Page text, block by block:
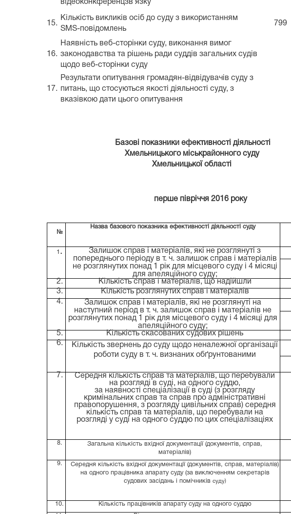
відеоконкференцзв’язку
15.
Кількість викликів осіб до суду з використанням
SMS-повідомлень
799
16.
Наявність веб-сторінки суду, виконання вимог
законодавства та рішень ради суддів загальних судів
щодо веб-сторінки суду
17.
Результати опитування громадян-відвідувачів суду з
питань, що стосуються якості діяльності суду, з
вказівкою дати цього опитування
Базові показники ефективності діяльності
Хмельницького міськрайонного суду
Хмельницької області
перше півріччя 2016 року
№
Назва базового показника ефективності діяльності суду
1 .
Залишок справ і матеріалів, які не розглянуті з
попереднього періоду в т. ч. залишок справ і матеріалів
не розглянутих понад 1 рік для місцевого суду і 4 місяці
для апеляційного суду;
2. Кількість справ і матеріалів, що надійшли
3.
Кількість розглянутих справ і матеріалів
4.
Залишок справ і матеріалів, які не розглянуті на
наступний період в т. ч. залишок справ і матеріалів не
розглянутих понад 1 рік для місцевого суду і 4 місяці для
апеляційного суду;
5. Кількість скасованих судових рішень
6.
Кількість звернень до суду щодо неналежної організації
роботи суду в т. ч. визнаних обґрунтованими
7.
Середня кількість справ та матеріалів, що перебували
на розгляді в суді, на одного суддю,
за наявності спеціалізації в суді (з розгляду
кримінальних справ та справ про адміністративні
правопорушення, з розгляду цивільних справ) середня
кількість справ та матеріалів, що перебували на
розгляді у суді на одного суддю по цих спеціалізаціях
8.
Загальна кількість вхідної документації (документів, справ,
матеріалів)
9.
Середня кількість вхідної документації (документів, справ, матеріалів)
на одного працівника апарату суду (за виключенням секретарів
судових засідань і помічників суду)
10. Кількість працівників апарату суду на одного суддю